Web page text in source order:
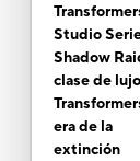
Studio
Shadow
clase de
era de la
extinción